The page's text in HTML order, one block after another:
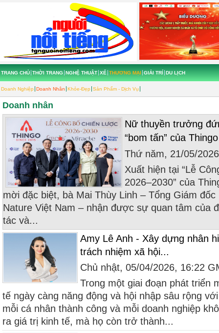
TRANG CHỦ THỜI TRANG NGHỆ THUẬT XẾ THƯƠNG MẠI
Doanh Nghiệp Doanh Nhân Khỏe-Đẹp Sản Phẩm - Dịch Vụ
GIẢI TRÍ DU LỊCH
Doanh nhân
Nữ thuyền trưởng
“bom tấn” của
Thứ năm, 21/05/
Xuất hiện tại “Lễ
2026–2030” của
mời đặc biệt, bà Mai Thùy Linh – Tổng Giám
Nature Việt Nam – nhận được sự quan tâm của
tác và...
Amy Lê Anh - Xây dựng nhân
trách nhiệm xã hội...
Chủ nhật, 05/04/2026, 16:22
Trong một giai đoạn phát triển
tế ngày càng năng động và hội nhập sâu rộng
mỗi cá nhân thành công và mỗi doanh nghiệp
ra giá trị kinh tế, mà họ còn trở thành...